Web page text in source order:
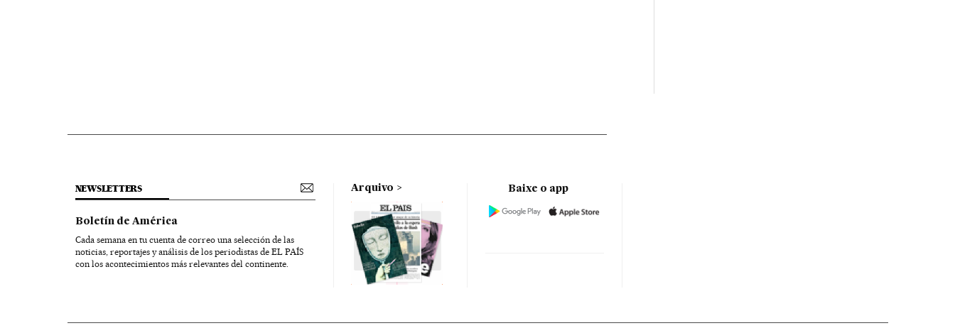
NEWSLETTERS
Boletín de América
Cada semana en tu cuenta de correo una selección de las
noticias, reportajes y análisis de los periodistas de EL PAÍS
con los acontecimientos más relevantes del continente.
Arquivo Baixe o app